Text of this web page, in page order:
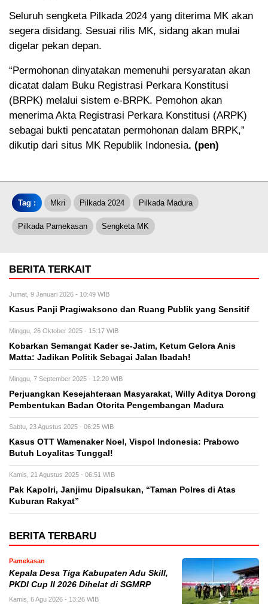
Seluruh sengketa Pilkada 2024 yang diterima MK akan
segera disidang. Sesuai rilis MK, sidang akan mulai
digelar pekan depan.
“Permohonan dinyatakan memenuhi persyaratan akan
dicatat dalam Buku Registrasi Perkara Konstitusi
(BRPK) melalui sistem e-BRPK. Pemohon akan
menerima Akta Registrasi Perkara Konstitusi (ARPK)
sebagai bukti pencatatan permohonan dalam BRPK,”
dikutip dari situs MK Republik Indonesia. (pen)
Tag : Mkri Pilkada 2024 Pilkada Madura
Pilkada Pamekasan Sengketa MK
BERITA TERKAIT
Jumat, 9 Januari 2026 - 10:49 WIB
Kasus Panji Pragiwaksono dan Ruang Publik yang Sensitif
Minggu, 26 Oktober 2025 - 15:17 WIB
Kobarkan Semangat Kader se-Jatim, Ketum Gelora Anis
Matta: Jadikan Politik Sebagai Jalan Ibadah!
Minggu, 7 September 2025 - 12:20 WIB
Perjuangkan Kesejahteraan Masyarakat, Willy Aditya Dorong
Pembentukan Badan Otorita Pengembangan Madura
Sabtu, 23 Agustus 2025 - 06:25 WIB
Kasus OTT Wamenaker Noel, Vispol Indonesia: Prabowo
Butuh Loyalitas Tunggal!
Kamis, 21 Agustus 2025 - 06:51 WIB
Pak Kapolri, Janjimu Dipalsukan, “Taman Polres di Atas
Kuburan Rakyat”
BERITA TERBARU
Pamekasan
Kepala Desa Tiga Kabupaten Adu Skill,
PKDI Cup II 2026 Dihelat di SGMRP
Kamis, 6 Agu 2026 - 13:26 WIB